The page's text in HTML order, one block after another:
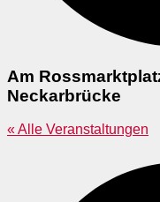
Am
Neckarbrücke
« Alle Veranstaltungen